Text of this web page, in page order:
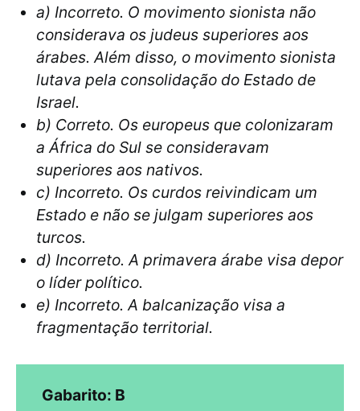
a) Incorreto. O movimento sionista não
considerava os judeus superiores aos
árabes. Além disso, o movimento sionista
lutava pela consolidação do Estado de
Israel.
b) Correto. Os europeus que colonizaram
a África do Sul se consideravam
superiores aos nativos.
c) Incorreto. Os curdos reivindicam um
Estado e não se julgam superiores aos
turcos.
d) Incorreto. A primavera árabe visa depor
o líder político.
e) Incorreto. A balcanização visa a
fragmentação territorial.
Gabarito: B